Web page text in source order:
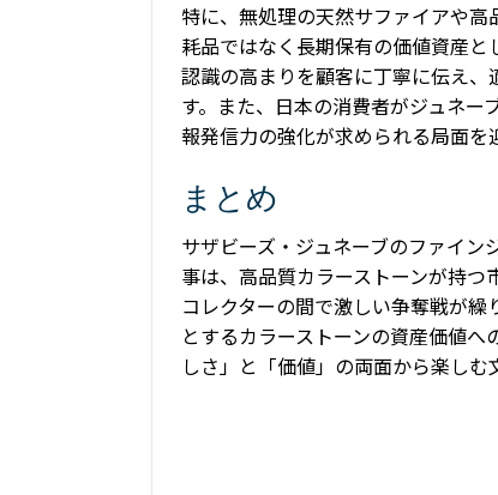
特に、無処理の天然サファイアや
耗品ではなく長期保有の価値資産
認識の高まりを顧客に丁寧に伝え
す。また、日本の消費者がジュネ
報発信力の強化が求められる局面を
まとめ
サザビーズ・ジュネーブのファイ
事は、高品質カラーストーンが持
コレクターの間で激しい争奪戦が
とするカラーストーンの資産価値
しさ」と「価値」の両面から楽しむ